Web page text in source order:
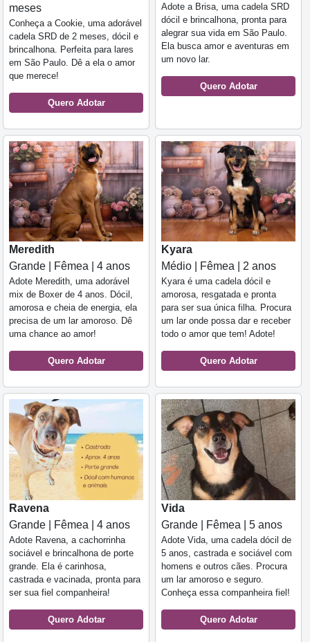
meses
Conheça a Cookie, uma adorável
cadela SRD de 2 meses, dócil e
brincalhona. Perfeita para lares
em São Paulo. Dê a ela o amor
que merece!
Quero Adotar
Adote a Brisa, uma cadela SRD
dócil e brincalhona, pronta para
alegrar sua vida em São Paulo.
Ela busca amor e aventuras em
um novo lar.
Quero Adotar
Meredith
Grande | Fêmea | 4 anos
Adote Meredith, uma adorável
mix de Boxer de 4 anos. Dócil,
amorosa e cheia de energia, ela
precisa de um lar amoroso. Dê
uma chance ao amor!
Quero Adotar
Kyara
Médio | Fêmea | 2 anos
Kyara é uma cadela dócil e
amorosa, resgatada e pronta
para ser sua única filha. Procura
um lar onde possa dar e receber
todo o amor que tem! Adote!
Quero Adotar
Ravena
Grande | Fêmea | 4 anos
Adote Ravena, a cachorrinha
sociável e brincalhona de porte
grande. Ela é carinhosa,
castrada e vacinada, pronta para
ser sua fiel companheira!
Quero Adotar
Vida
Grande | Fêmea | 5 anos
Adote Vida, uma cadela dócil de
5 anos, castrada e sociável com
homens e outros cães. Procura
um lar amoroso e seguro.
Conheça essa companheira fiel!
Quero Adotar